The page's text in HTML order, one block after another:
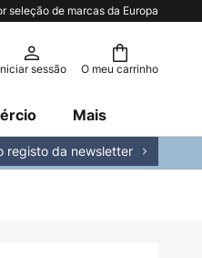
seleção de marcas da Europa
O meu carrinho
sessão
Mais
registo da newsletter